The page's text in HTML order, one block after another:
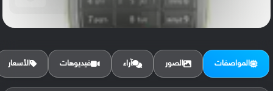
المواصفات الصور آراء فيديوهات الأسعار